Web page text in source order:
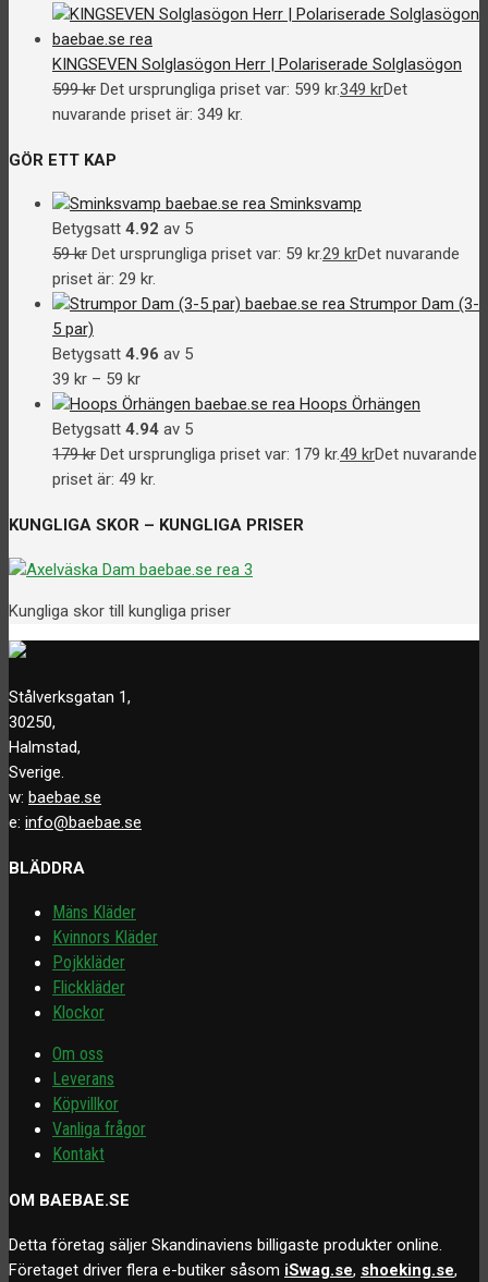
KINGSEVEN Solglasögon Herr | Polariserade Solglasögon
599kr Det ursprungliga priset var: 599 kr.349 krDet
nuvarande priset är: 349 kr.
GÖR ETT KAP
Sminksvamp
Betygsatt 4.92 av 5
59kr Det ursprungliga priset var: 59 kr.29 krDet nuvarande
priset är: 29 kr.
Strumpor Dam (3-
5 par)
Betygsatt 4.96 av 5
39 kr – 59 kr
Hoops Örhängen
Betygsatt 4.94 av 5
179kr Det ursprungliga priset var: 179 kr.49 krDet nuvarande
priset är: 49 kr.
KUNGLIGA SKOR – KUNGLIGA PRISER
Kungliga skor till kungliga priser
Stålverksgatan 1,
30250,
Halmstad,
Sverige.
w: baebae.se
e: info@baebae.se
BLÄDDRA
Mäns Kläder
Kvinnors Kläder
Pojkkläder
Flickkläder
Klockor
Om oss
Leverans
Köpvillkor
Vanliga frågor
Kontakt
OM BAEBAE.SE
Detta företag säljer Skandinaviens billigaste produkter online.
Företaget driver flera e-butiker såsom iSwag.se, shoeking.se,